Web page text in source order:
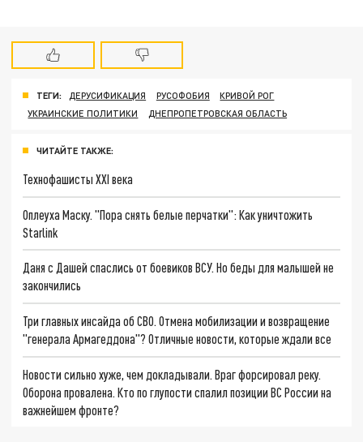
ТЕГИ: ДЕРУСИФИКАЦИЯ РУСОФОБИЯ
КРИВОЙ РОГ
УКРАИНСКИЕ ПОЛИТИКИ
ДНЕПРОПЕТРОВСКАЯ ОБЛАСТЬ
ЧИТАЙТЕ ТАКЖЕ:
Технофашисты XXI века
Оплеуха Маску. "Пора снять белые перчатки": Как уничтожить
Starlink
Даня с Дашей спаслись от боевиков ВСУ. Но беды для малышей не
закончились
Три главных инсайда об СВО. Отмена мобилизации и возвращение
"генерала Армагеддона"? Отличные новости, которые ждали все
Новости сильно хуже, чем докладывали. Враг форсировал реку.
Оборона провалена. Кто по глупости спалил позиции ВС России на
важнейшем фронте?